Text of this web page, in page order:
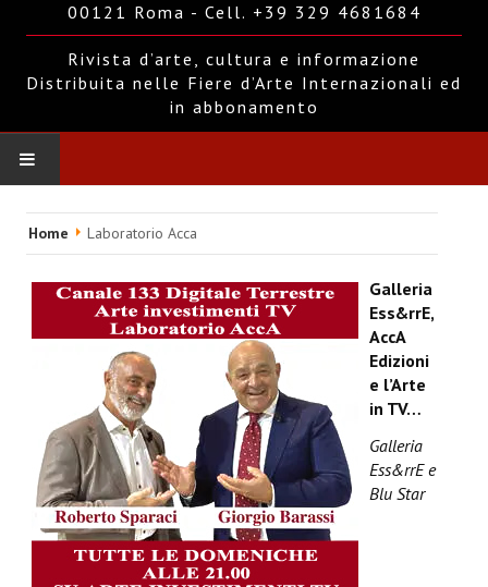
00121 Roma - Cell. +39 329 4681684
Rivista d’arte, cultura e informazione
Distribuita nelle Fiere d’Arte Internazionali ed
in abbonamento
HOME
Ultime 5 Riviste
LABORATORIO ACCA
Video Laboratorio Acca
Artisti Laboratorio Acca
Una sera con Laboratorio AccA
Home Laboratorio Acca
Galleria
Ess&rrE,
AccA
Edizioni
e l’Arte
in TV…
Galleria
Ess&rrE e
Blu Star